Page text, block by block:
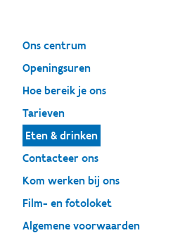
Ons centrum
Openingsuren
Hoe bereik je ons
Tarieven
Eten & drinken
Contacteer ons
Kom werken bij ons
Film- en fotoloket
Algemene voorwaarden